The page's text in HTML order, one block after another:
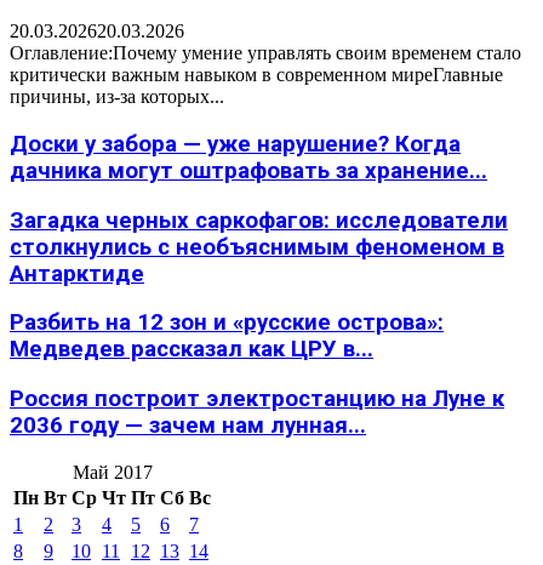
20.03.202620.03.2026
Оглавление:Почему умение управлять своим временем стало
критически важным навыком в современном миреГлавные
причины, из-за которых...
Доски у забора — уже нарушение? Когда
дачника могут оштрафовать за хранение...
Загадка черных саркофагов: исследователи
столкнулись с необъяснимым феноменом в
Антарктиде
Разбить на 12 зон и «русские острова»:
Медведев рассказал как ЦРУ в...
Россия построит электростанцию на Луне к
2036 году — зачем нам лунная...
Май 2017
Пн Вт Ср Чт Пт Сб Вс
1
2 3 4 5 6
7
8
9 10 11 12 13 14